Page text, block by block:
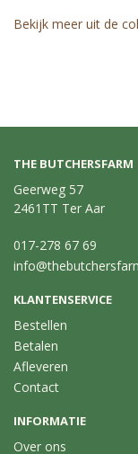
20 a 25 minuutjes de
Bekijk meer uit de
THE BUTCHERSFARM
Geerweg 57
2461TT Ter Aar
017-278 67 69
KLANTENSERVICE
Bestellen
Betalen
Afleveren
Contact
INFORMATIE
Over ons